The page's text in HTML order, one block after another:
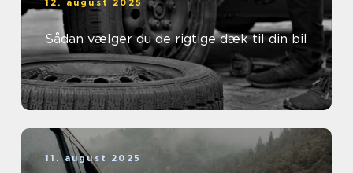
Sådan vælger du de rigtige dæk til din bil
11. august 2025